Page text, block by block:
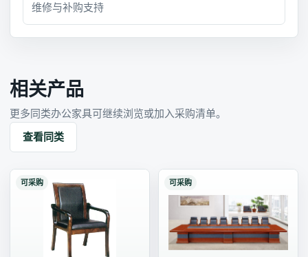
维修与补购支持
相关产品
更多同类办公家具可继续浏览或加入采购清单。
查看同类
可采购 可采购